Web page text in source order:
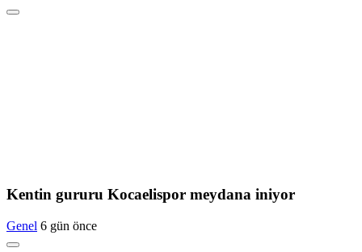
Kentin gururu Kocaelispor meydana iniyor
Genel 6 gün önce